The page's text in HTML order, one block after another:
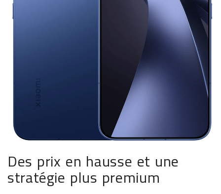
Des prix en hausse et une
stratégie plus premium